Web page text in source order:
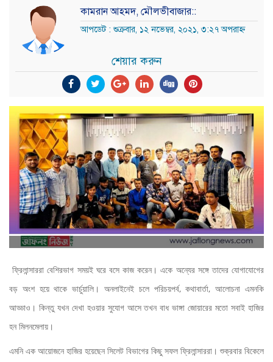
কামরান আহমদ, মৌলভীবাজার::
আপডেট : শুক্রবার, ১২ নভেম্বর, ২০২১, ৩:২৭ অপরাহ্ন
শেয়ার করুন
ফ্রিলান্সাররা বেশিরভাগ সময়ই ঘরে বসে কাজ করেন। একে অন্যের সঙ্গে তাদের যোগাযোগের
বড় অংশ হয়ে থাকে ভার্চুয়ালি। অনলাইনেই চলে পরিচয়পর্ব, কথাবার্তা, আলোচনা এমনকি
আড্ডাও। কিন্তু যখন দেখা হওয়ার সুযোগ আসে তখন বাধ ভাঙ্গা জোয়ারের মতো সবাই হাজির
হন মিলনমেলায়।
এমনি এক আয়োজনে হাজির হয়েছেন সিলেট বিভাগের কিছু সফল ফ্রিলান্সাররা। শুক্রবার বিকেলে